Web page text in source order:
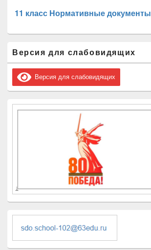
11 класс Нормативные документы
основной
боковой
панели
Версия для слабовидящих
Версия для слабовидящих